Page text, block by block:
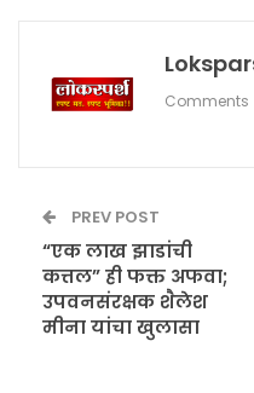
Comments
PREV POST
“एक लाख झाडांची
कत्तल” ही फक्त अफवा;
उपवनसंरक्षक शैलेश
मीना यांचा खुलासा